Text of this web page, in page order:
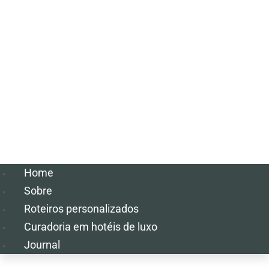
Home
Sobre
Roteiros personalizados
Curadoria em hotéis de luxo
Journal